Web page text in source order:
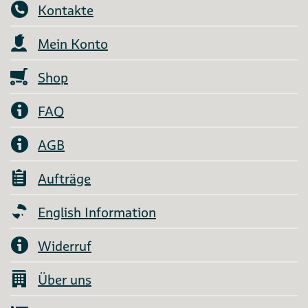
Kontakte
Mein Konto
Shop
FAQ
AGB
Aufträge
English Information
Widerruf
Über uns